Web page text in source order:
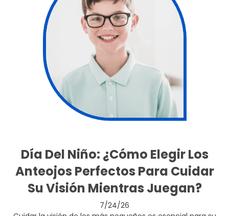
Día Del Niño: ¿Cómo Elegir Los
Anteojos Perfectos Para Cuidar
Su Visión Mientras Juegan?
7/24/26